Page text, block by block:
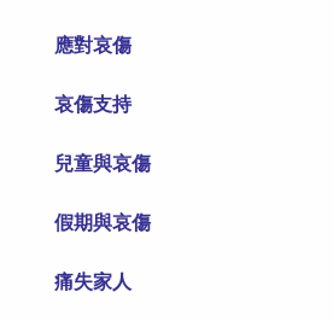
應對哀傷
哀傷支持
兒童與哀傷
假期與哀傷
痛失家人